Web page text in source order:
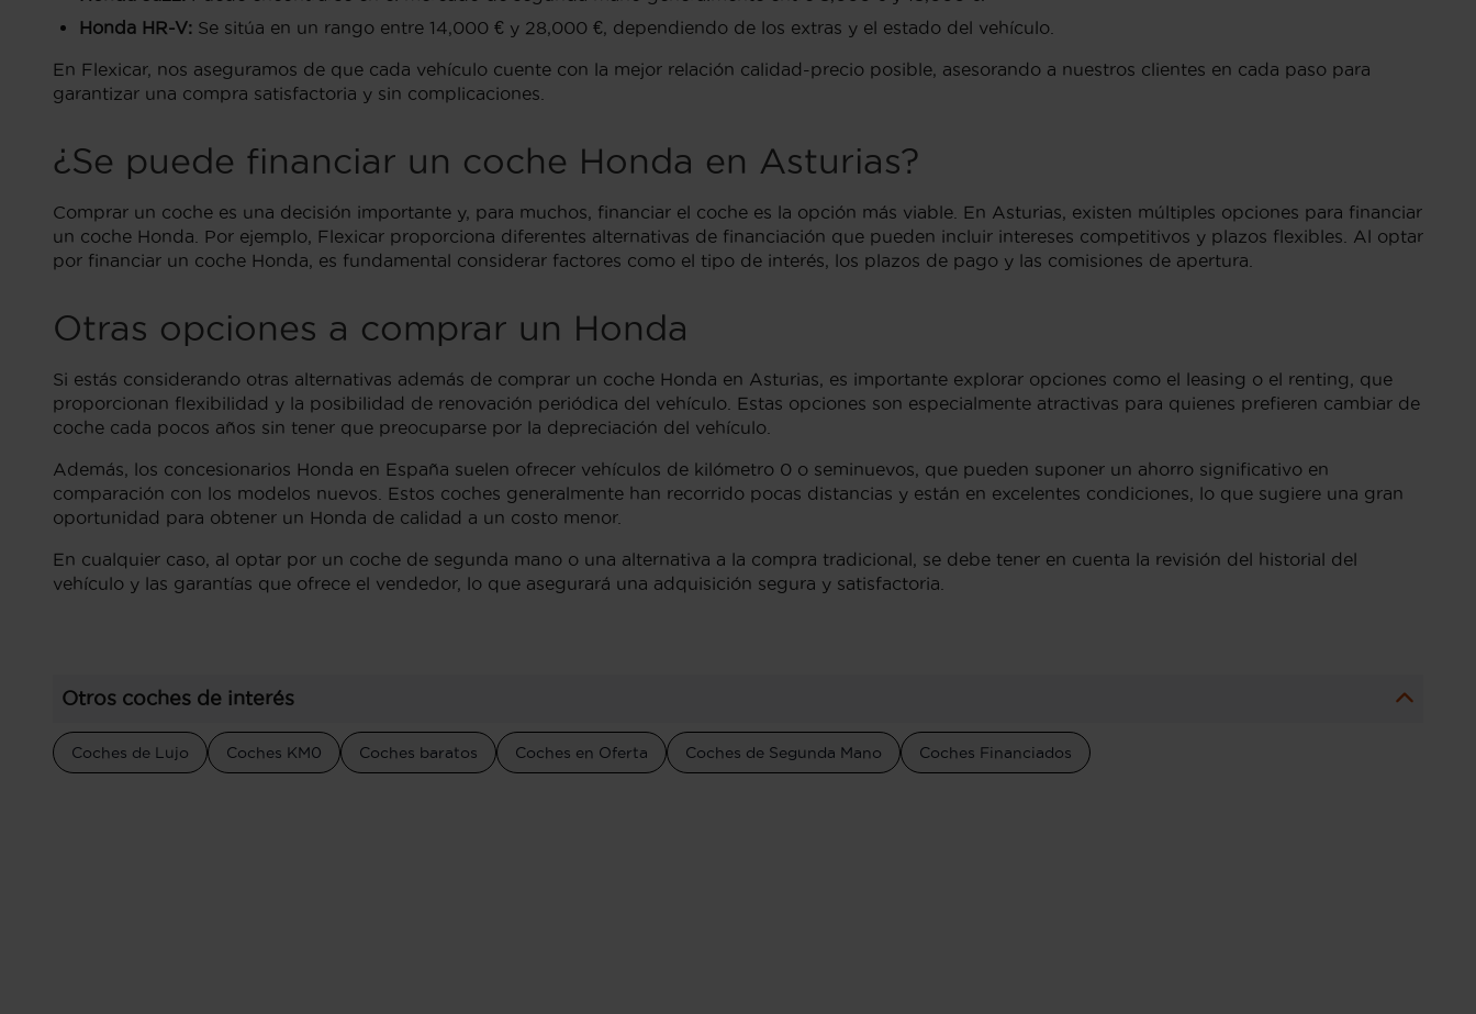
Honda HR-V: Se sitúa en un rango entre 14,000 € y 28,000 €, dependiendo de los extras y el estado del vehículo.
En Flexicar, nos aseguramos de que cada vehículo cuente con la mejor relación calidad-precio posible, asesorando a nuestros clientes en cada paso para
garantizar una compra satisfactoria y sin complicaciones.
¿Se puede financiar un coche Honda en Asturias?
Comprar un coche es una decisión importante y, para muchos, financiar el coche es la opción más viable. En Asturias, existen múltiples opciones para financiar
un coche Honda. Por ejemplo, Flexicar proporciona diferentes alternativas de financiación que pueden incluir intereses competitivos y plazos flexibles. Al optar
por financiar un coche Honda, es fundamental considerar factores como el tipo de interés, los plazos de pago y las comisiones de apertura.
Otras opciones a comprar un Honda
Si estás considerando otras alternativas además de comprar un coche Honda en Asturias, es importante explorar opciones como el leasing o el renting, que
proporcionan flexibilidad y la posibilidad de renovación periódica del vehículo. Estas opciones son especialmente atractivas para quienes prefieren cambiar de
coche cada pocos años sin tener que preocuparse por la depreciación del vehículo.
Además, los concesionarios Honda en España suelen ofrecer vehículos de kilómetro 0 o seminuevos, que pueden suponer un ahorro significativo en
comparación con los modelos nuevos. Estos coches generalmente han recorrido pocas distancias y están en excelentes condiciones, lo que sugiere una gran
oportunidad para obtener un Honda de calidad a un costo menor.
En cualquier caso, al optar por un coche de segunda mano o una alternativa a la compra tradicional, se debe tener en cuenta la revisión del historial del
vehículo y las garantías que ofrece el vendedor, lo que asegurará una adquisición segura y satisfactoria.
Otros coches de interés
Coches de Lujo Coches KM0 Coches baratos Coches en Oferta Coches de Segunda Mano Coches Financiados